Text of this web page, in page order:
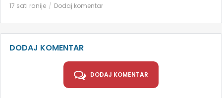
17 sati ranije Dodaj komentar
DODAJ KOMENTAR
DODAJ KOMENTAR